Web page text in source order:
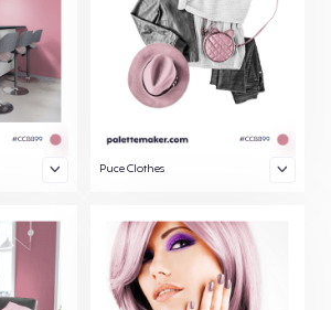
Puce Clothes